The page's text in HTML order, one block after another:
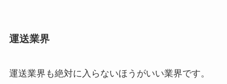
運送業界
運送業界も絶対に入らないほうがいい業界です。